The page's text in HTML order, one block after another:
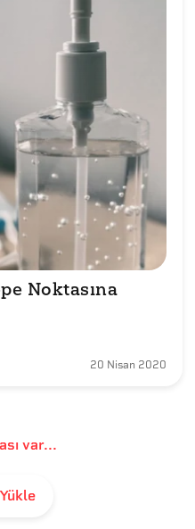
Noktasına
20 Nisan 2020
var...
Yükle